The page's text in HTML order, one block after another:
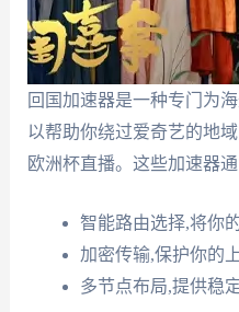
回国加速器是一种专门为
以帮助你绕过爱奇艺的地
欧洲杯直播。这些加速器
智能路由选择,将你
加密传输,保护你的
多节点布局,提供稳